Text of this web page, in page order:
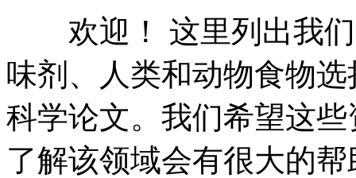
欢迎！ 这里列出我们
味剂、人类和动物食物
科学论文。我们希望这
了解该领域会有很大的